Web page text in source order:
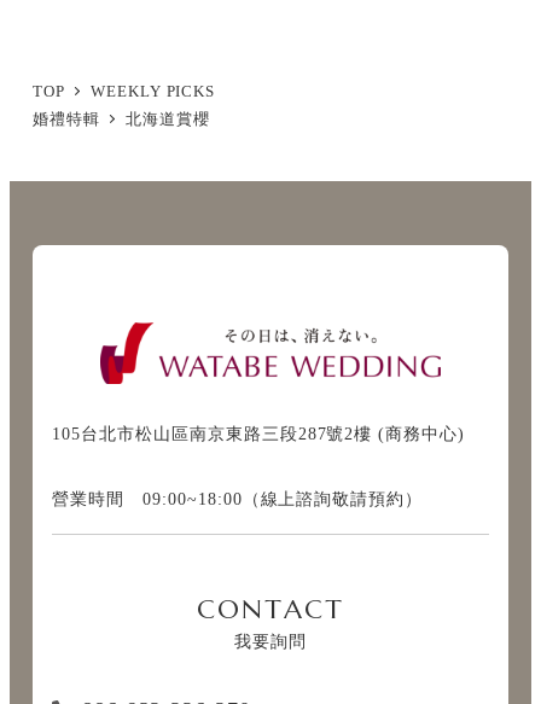
TOP
WEEKLY PICKS
婚禮特輯
北海道賞櫻
105台北市松山區南京東路三段287號2樓 (商務中心)
營業時間 09:00~18:00（線上諮詢敬請預約）
CONTACT
我要詢問